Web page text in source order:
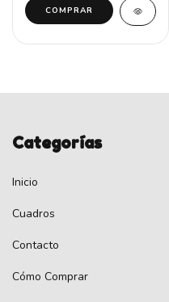
COMPRAR
Categorías
Inicio
Cuadros
Contacto
Cómo Comprar